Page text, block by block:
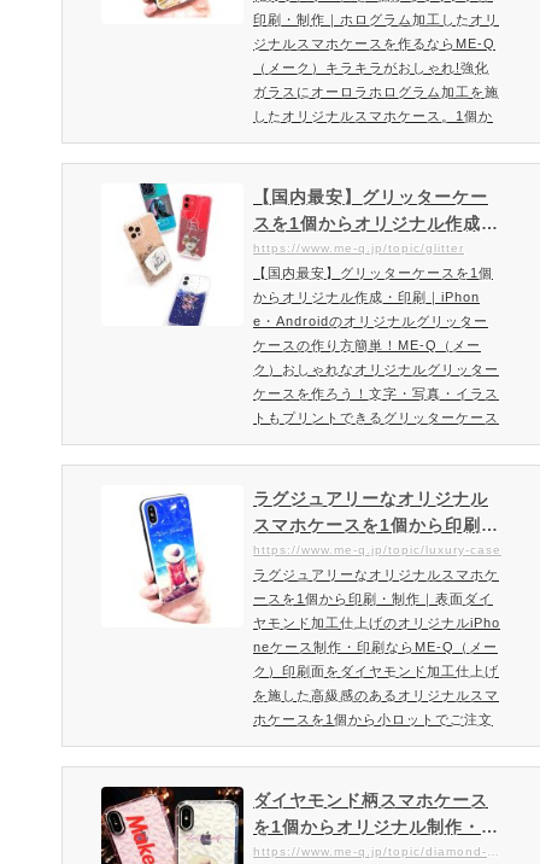
で落下時も安心。スマホ本体…
印刷・制作｜ホログラム加工したオリ
ジナルスマホケースを作るならME-Q
（メーク）キラキラがおしゃれ!強化
ガラスにオーロラホログラム加工を施
したオリジナルスマホケース。1個か
らご注文可能です！角度によってキラ
キラと色が変わるスマホカバー。ホロ
グラムで魅力的なおしゃれスマホケー
スを作成印刷面には光のあたり方で
様々な表情になるオーロラ系のホログ
ケースを作成頂けます。インスタ映え
間違いなしのおしゃれなオリジナ…
【国内最安】グリッターケー
スを1個からオリジナル作成・
印刷｜iPhone・Androidのオ
リジナルグリッターケースの
作り方簡単！ME-Q（メーク）
https://www.me-q.jp/topic/glitter
【国内最安】グリッターケースを1個
からオリジナル作成・印刷｜iPhon
e・Androidのオリジナルグリッター
ケースの作り方簡単！ME-Q（メー
ク）おしゃれなオリジナルグリッター
ケースを作ろう！文字・写真・イラス
トもプリントできるグリッターケース
の特徴！最新モデルiPhoneにも対応
グリッターもぞくぞく登場！他には無
いグリッターカラーの品揃え多数！今
流行りのグリッターケース（カバー）
の印刷・作成は、だれでも簡単オリジ
かせください。16種類のカラー（ラ
メ・サンド）をご用意。1個という小
ロッ…
ラグジュアリーなオリジナル
スマホケースを1個から印刷・
制作｜表面ダイヤモンド加工
仕上げのオリジナルiPhoneケ
ース制作・印刷ならME-Q（メ
ーク）
https://www.me-q.jp/topic/luxury-case
ラグジュアリーなオリジナルスマホケ
ースを1個から印刷・制作｜表面ダイ
ヤモンド加工仕上げのオリジナルiPho
neケース制作・印刷ならME-Q（メー
ク）印刷面をダイヤモンド加工仕上げ
を施した高級感のあるオリジナルスマ
ホケースを1個から小ロットでご注文
可能キラキラしたダイヤモンドテクス
チャが魅力的なラグジュアリーなiPho
neケース印刷面にはダイヤモンドテク
スチャ加工を施したオリジナルのスマ
ホケースを作成頂けます。光の当たり
ダイヤモンド柄スマホケース
を1個からオリジナル制作・印
刷｜全面TPU使用キラキラiPh